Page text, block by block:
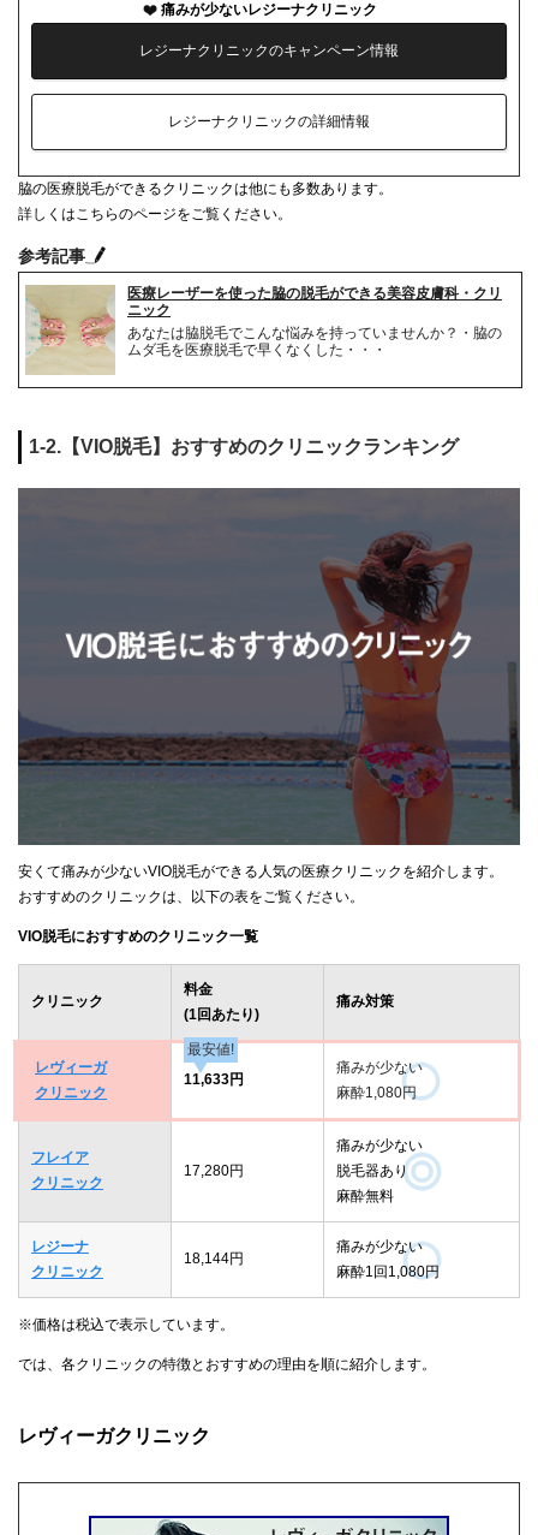
痛みが少ないレジーナクリニック
レジーナクリニックのキャンペーン情報
レジーナクリニックの詳細情報
脇の医療脱毛ができるクリニックは他にも多数あります。
詳しくはこちらのページをご覧ください。
参考記事
医療レーザーを使った脇の脱毛ができる美容皮膚科・クリ
ニック
あなたは脇脱毛でこんな悩みを持っていませんか？・脇の
ムダ毛を医療脱毛で早くなくした・・・
1-2.【VIO脱毛】おすすめのクリニックランキング
安くて痛みが少ないVIO脱毛ができる人気の医療クリニックを紹介します。
おすすめのクリニックは、以下の表をご覧ください。
VIO脱毛におすすめのクリニック一覧
クリニック
料金
(1回あたり)
痛み対策
レヴィーガ
クリニック
最安値!
11,633円
痛みが少ない
麻酔1,080円
フレイア
クリニック
17,280円
痛みが少ない
脱毛器あり
麻酔無料
レジーナ
クリニック
18,144円
痛みが少ない
麻酔1回1,080円
※価格は税込で表示しています。
では、各クリニックの特徴とおすすめの理由を順に紹介します。
レヴィーガクリニック